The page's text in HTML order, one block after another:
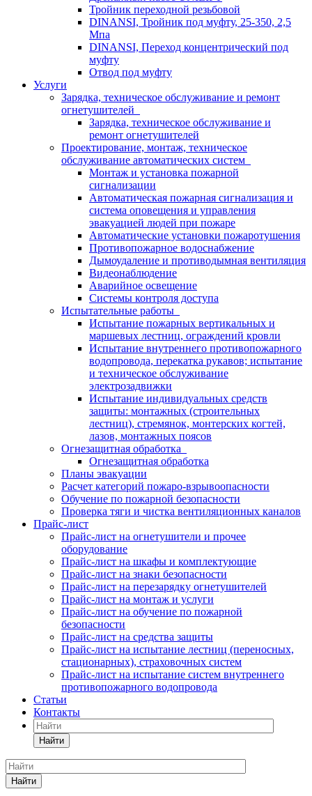
Тройник переходной резьбовой
DINANSI, Тройник под муфту, 25-350, 2,5
Мпа
DINANSI, Переход концентрический под
муфту
Отвод под муфту
Услуги
Зарядка, техническое обслуживание и ремонт
огнетушителей
Зарядка, техническое обслуживание и
ремонт огнетушителей
Проектирование, монтаж, техническое
обслуживание автоматических систем
Монтаж и установка пожарной
сигнализации
Автоматическая пожарная сигнализация и
система оповещения и управления
эвакуацией людей при пожаре
Автоматические установки пожаротушения
Противопожарное водоснабжение
Дымоудаление и противодымная вентиляция
Видеонаблюдение
Аварийное освещение
Системы контроля доступа
Испытательные работы
Испытание пожарных вертикальных и
маршевых лестниц, ограждений кровли
Испытание внутреннего противопожарного
водопровода, перекатка рукавов; испытание
и техническое обслуживание
электрозадвижки
Испытание индивидуальных средств
защиты: монтажных (строительных
лестниц), стремянок, монтерских когтей,
лазов, монтажных поясов
Огнезащитная обработка
Огнезащитная обработка
Планы эвакуации
Расчет категорий пожаро-взрывоопасности
Обучение по пожарной безопасности
Проверка тяги и чистка вентиляционных каналов
Прайс-лист
Прайс-лист на огнетушители и прочее
оборудование
Прайс-лист на шкафы и комплектующие
Прайс-лист на знаки безопасности
Прайс-лист на перезарядку огнетушителей
Прайс-лист на монтаж и услуги
Прайс-лист на обучение по пожарной
безопасности
Прайс-лист на средства защиты
Прайс-лист на испытание лестниц (переносных,
стационарных), страховочных систем
Прайс-лист на испытание систем внутреннего
противопожарного водопровода
Статьи
Контакты
Найти
Найти